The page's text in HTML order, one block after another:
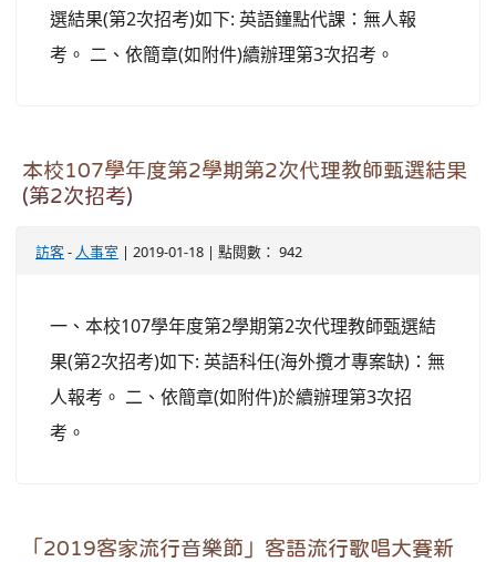
選結果(第2次招考)如下: 英語鐘點代課：無人報
考。 二、依簡章(如附件)續辦理第3次招考。
本校107學年度第2學期第2次代理教師甄選結果
(第2次招考)
訪客- 人事室 | 2019-01-18 | 點閱數： 942
一、本校107學年度第2學期第2次代理教師甄選結
果(第2次招考)如下: 英語科任(海外攬才專案缺)：無
人報考。 二、依簡章(如附件)於續辦理第3次招
考。
「2019客家流行音樂節」客語流行歌唱大賽新